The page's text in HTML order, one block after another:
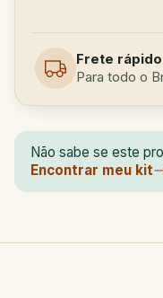
Frete rápido
Para todo o
Não sabe se este
Encontrar meu kit